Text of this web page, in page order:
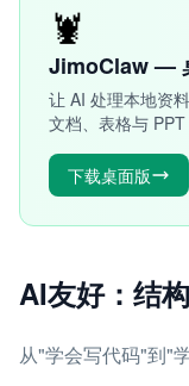
🦞
JimoClaw —
让 AI 处理本地资
文档、表格与 PPT
下载桌面版
AI友好：结
从"学会写代码"到"